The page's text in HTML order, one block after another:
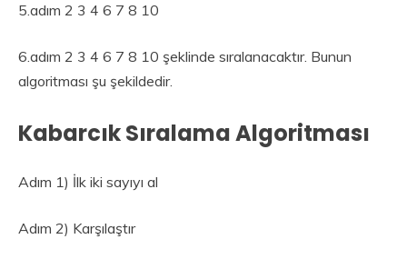
5.adım 2 3 4 6 7 8 10
6.adım 2 3 4 6 7 8 10 şeklinde sıralanacaktır. Bunun
algoritması şu şekildedir.
Kabarcık Sıralama Algoritması
Adım 1) İlk iki sayıyı al
Adım 2) Karşılaştır